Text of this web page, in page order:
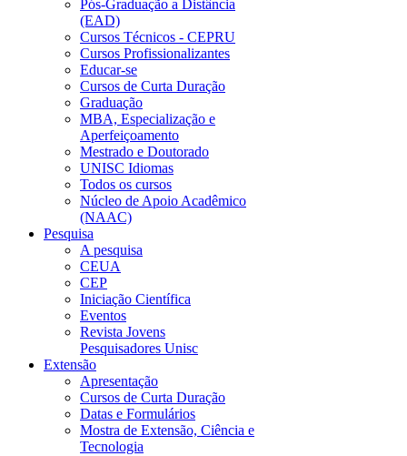
Pós-Graduação a Distância
(EAD)
Cursos Técnicos - CEPRU
Cursos Profissionalizantes
Educar-se
Cursos de Curta Duração
Graduação
MBA, Especialização e
Aperfeiçoamento
Mestrado e Doutorado
UNISC Idiomas
Todos os cursos
Núcleo de Apoio Acadêmico
(NAAC)
Pesquisa
A pesquisa
CEUA
CEP
Iniciação Científica
Eventos
Revista Jovens
Pesquisadores Unisc
Extensão
Apresentação
Cursos de Curta Duração
Datas e Formulários
Mostra de Extensão, Ciência e
Tecnologia